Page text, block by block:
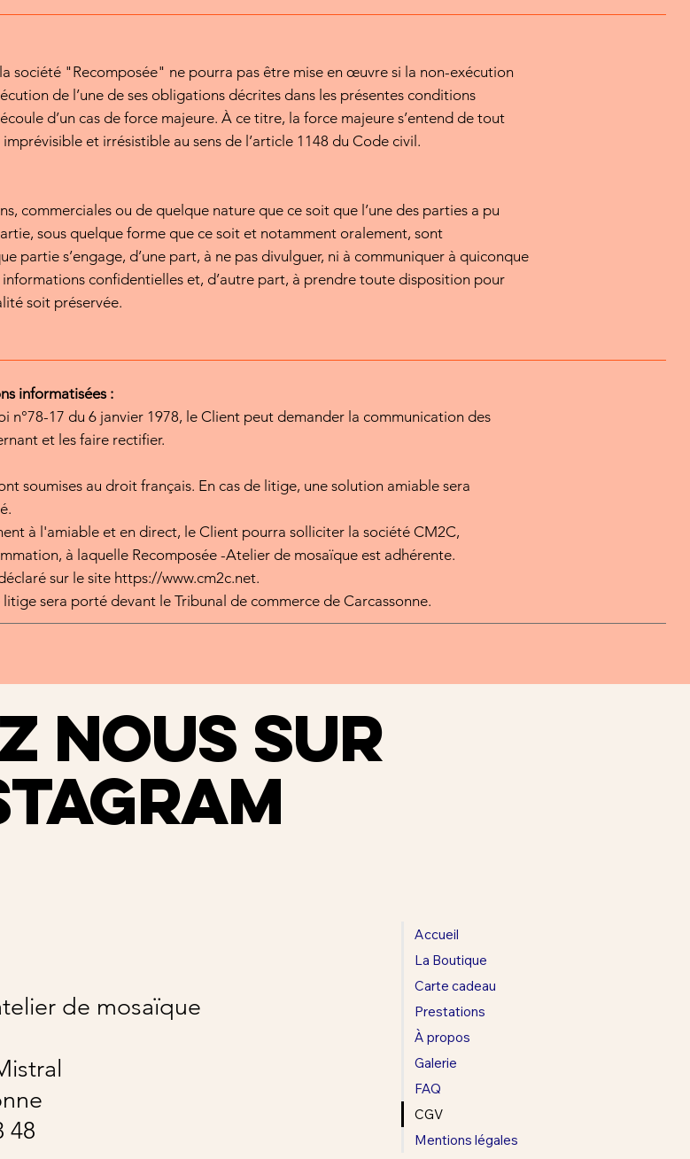
société "Recomposée" ne pourra pas être mise en œuvre si la non-exécution
de l’une de ses obligations décrites dans les présentes conditions
d’un cas de force majeure. À ce titre, la force majeure s’entend de tout
et irrésistible au sens de l’article 1148 du Code civil.
commerciales ou de quelque nature que ce soit que l’une des parties a pu
sous quelque forme que ce soit et notamment oralement, sont
partie s’engage, d’une part, à ne pas divulguer, ni à communiquer à quiconque
confidentielles et, d’autre part, à prendre toute disposition pour
soit préservée.
informatisées :
n°78-17 du 6 janvier 1978, le Client peut demander la communication des
et les faire rectifier.
soumises au droit français. En cas de litige, une solution amiable sera
à l'amiable et en direct, le Client pourra solliciter la société CM2C,
à laquelle Recomposée -Atelier de mosaïque est adhérente.
sur le site https://www.cm2c.net.
sera porté devant le Tribunal de commerce de Carcassonne.
NOUS SUR
Accueil
La Boutique
Carte cadeau
Prestations
À propos
Galerie
FAQ
CGV
Mentions légales
de mosaïque
48